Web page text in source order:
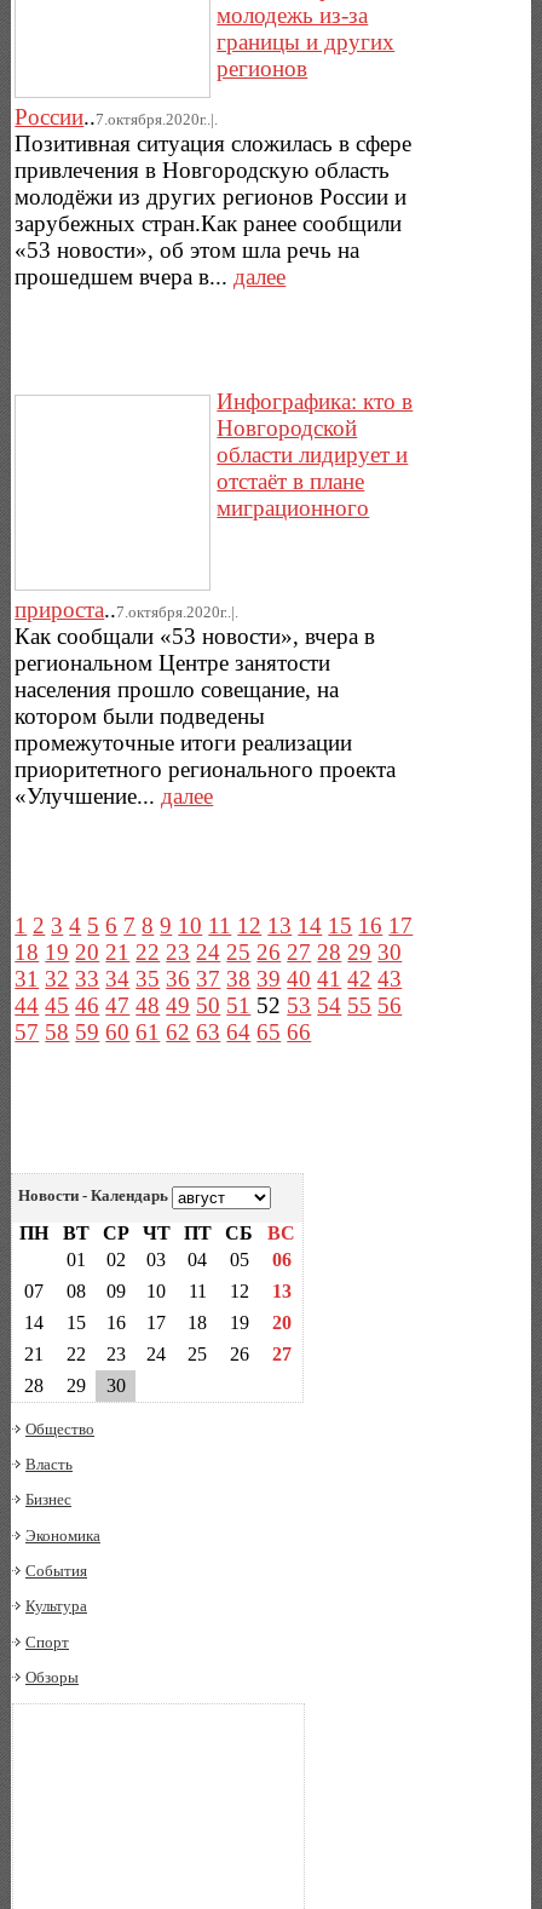
молодежь из-за
границы и других
регионов
России..7.октября.2020г..|.
Позитивная ситуация сложилась в сфере
привлечения в Новгородскую область
молодёжи из других регионов России и
зарубежных стран.Как ранее сообщили
«53 новости», об этом шла речь на
прошедшем вчера в... далее
Инфографика: кто в
Новгородской
области лидирует и
отстаёт в плане
миграционного
прироста..7.октября.2020г..|.
Как сообщали «53 новости», вчера в
региональном Центре занятости
населения прошло совещание, на
котором были подведены
промежуточные итоги реализации
приоритетного регионального проекта
«Улучшение...далее
1 2 3 4 5 6 7 8 9 10 11 12 13 14 15 16 17
18 19 20 21 22 23 24 25 26 27 28 29 30
31 32 33 34 35 36 37 38 39 40 41 42 43
44 45 46 47 48 49 50 51 52 53 54 55 56
57 58 59 60 61 62 63 64 65 66
Новости - Календарь
ПН ВТ СР ЧТ ПТ СБ
ВС
01
02 03 04 05
06
07
08 09 10 11 12
13
14
15 16 17 18 19
20
21
22 23 24 25 26
27
28
29 30
Общество
Власть
Бизнес
Экономика
События
Культура
Спорт
Обзоры